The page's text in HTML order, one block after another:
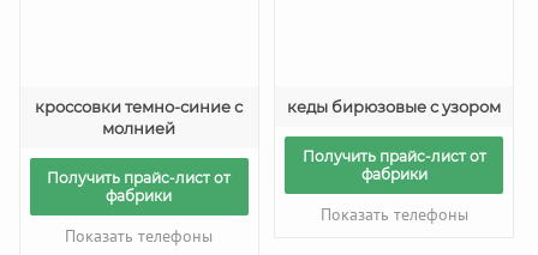
кроссовки темно-синие с
молнией
Получить прайс-лист от
фабрики
Показать телефоны
кеды бирюзовые с узором
Получить прайс-лист от
фабрики
Показать телефоны